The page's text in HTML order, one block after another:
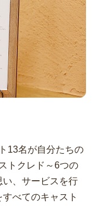
13名が自分たちの
トクレド～6つの
、サービスを行
べてのキャスト